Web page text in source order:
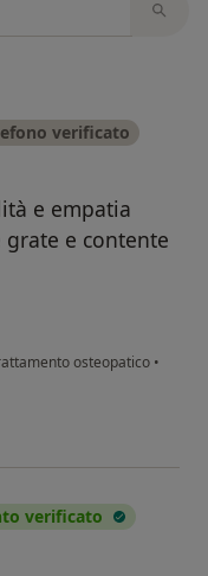
verificato
e empatia
e contente
osteopatico •
verificato